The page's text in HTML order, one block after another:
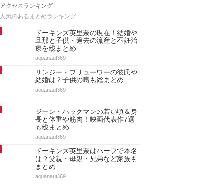
アクセスランキング
人気のあるまとめランキング
ドーキンズ英里奈の現在！結婚や
旦那と子供・過去の流産と不妊治
療を総まとめ
aquanaut369
リンジー・ブリューワーの彼氏や
結婚は？子供の噂も総まとめ
aquanaut369
ジーン・ハックマンの若い頃＆身
長と体重や筋肉！映画代表作7選
も総まとめ
aquanaut369
ドーキンズ英里奈はハーフで本名
は？父親・母親・兄弟など家族も
まとめ
aquanaut369